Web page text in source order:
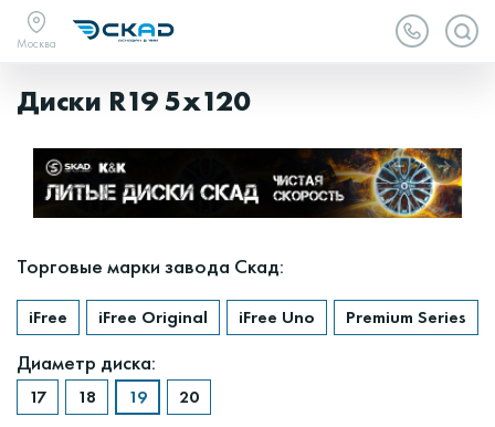
Москва
Диски R19 5x120
Торговые марки завода Скад:
Диаметр диска: